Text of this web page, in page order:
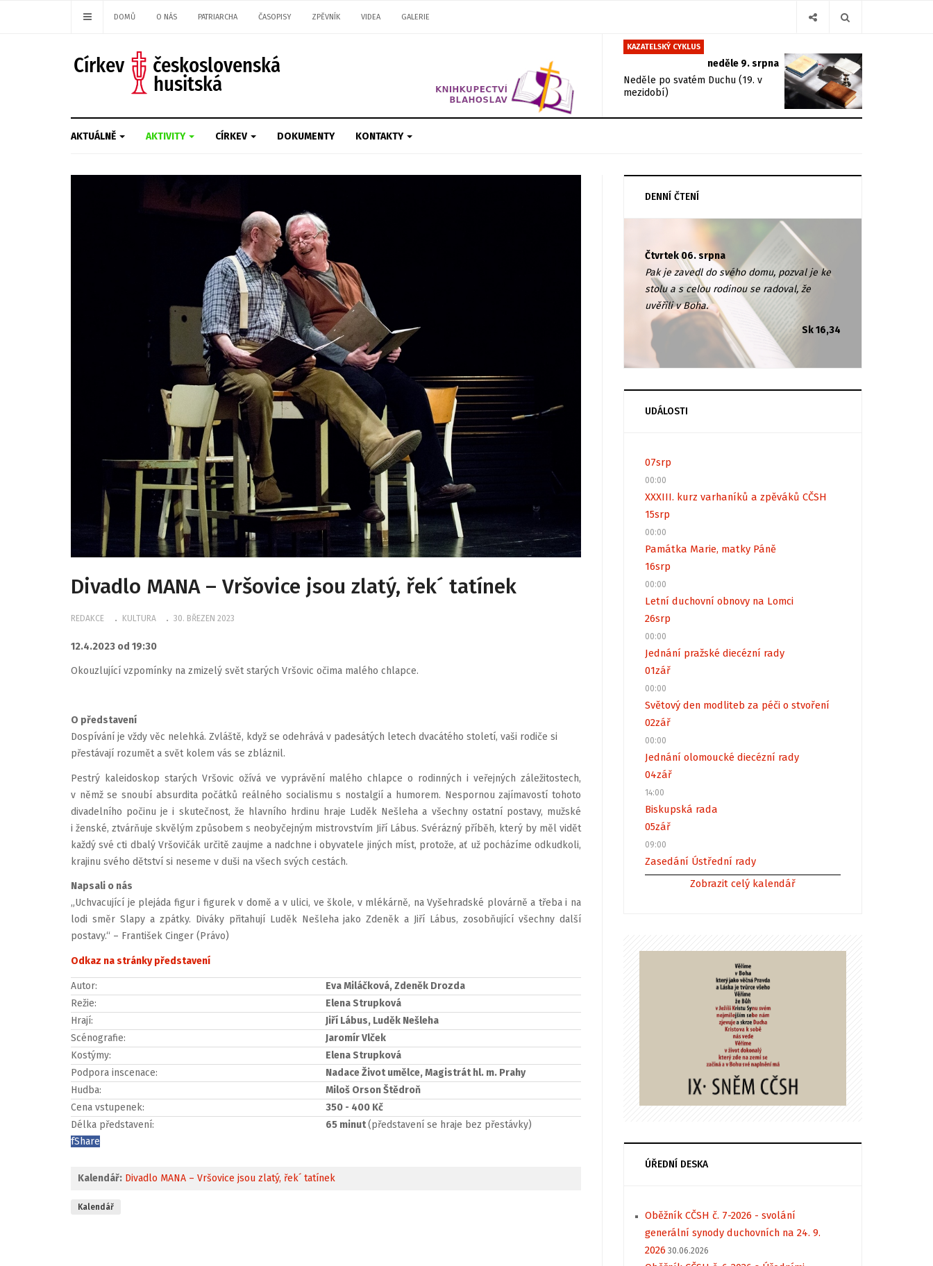
DOMŮ O NÁS PATRIARCHA ČASOPISY ZPĚVNÍK VIDEA GALERIE
KAZATELSKÝ CYKLUS
neděle 9. srpna
Neděle po svatém Duchu (19. v
mezidobí)
AKTUÁLNĚ AKTIVITY CÍRKEV DOKUMENTY KONTAKTY
Divadlo MANA – Vršovice jsou zlatý, řek´ tatínek
REDAKCE KULTURA 30. BŘEZEN 2023
12.4.2023 od 19:30
Okouzlující vzpomínky na zmizelý svět starých Vršovic očima malého chlapce.
O představení
Dospívání je vždy věc nelehká. Zvláště, když se odehrává v padesátých letech dvacátého století, vaši rodiče si
přestávají rozumět a svět kolem vás se zbláznil.
Pestrý kaleidoskop starých Vršovic ožívá ve vyprávění malého chlapce o rodinných i veřejných záležitostech,
v němž se snoubí absurdita počátků reálného socialismu s nostalgií a humorem. Nespornou zajímavostí tohoto
divadelního počinu je i skutečnost, že hlavního hrdinu hraje Luděk Nešleha a všechny ostatní postavy, mužské
i ženské, ztvárňuje skvělým způsobem s neobyčejným mistrovstvím Jiří Lábus. Svérázný příběh, který by měl vidět
každý své cti dbalý Vršovičák určitě zaujme a nadchne i obyvatele jiných míst, protože, ať už pocházíme odkudkoli,
krajinu svého dětství si neseme v duši na všech svých cestách.
Napsali o nás
„Uchvacující je plejáda figur i figurek v domě a v ulici, ve škole, v mlékárně, na Vyšehradské plovárně a třeba i na
lodi směr Slapy a zpátky. Diváky přitahují Luděk Nešleha jako Zdeněk a Jiří Lábus, zosobňující všechny další
postavy.“ – František Cinger (Právo)
Odkaz na stránky představení
Autor:
Eva Miláčková, Zdeněk Drozda
Režie:
Elena Strupková
Hrají:
Jiří Lábus, Luděk Nešleha
Scénografie:
Jaromír Vlček
Kostýmy:
Elena Strupková
Podpora inscenace:
Nadace Život umělce, Magistrát hl. m. Prahy
Hudba:
Miloš Orson Štědroň
Cena vstupenek:
350 - 400 Kč
Délka představení:
65 minut(představení se hraje bez přestávky)
fShare
Kalendář: Divadlo MANA – Vršovice jsou zlatý, řek´ tatínek
Kalendář
DENNÍ ČTENÍ
Čtvrtek 06. srpna
Pak je zavedl do svého domu, pozval je ke
stolu a s celou rodinou se radoval, že
uvěřili v Boha.
Sk 16,34
UDÁLOSTI
07srp
00:00
XXXIII. kurz varhaníků a zpěváků CČSH
15srp
00:00
Památka Marie, matky Páně
16srp
00:00
Letní duchovní obnovy na Lomci
26srp
00:00
Jednání pražské diecézní rady
01zář
00:00
Světový den modliteb za péči o stvoření
02zář
00:00
Jednání olomoucké diecézní rady
04zář
14:00
Biskupská rada
05zář
09:00
Zasedání Ústřední rady
Zobrazit celý kalendář
ÚŘEDNÍ DESKA
Oběžník CČSH č. 7-2026 - svolání
generální synody duchovních na 24. 9.
2026 30.06.2026